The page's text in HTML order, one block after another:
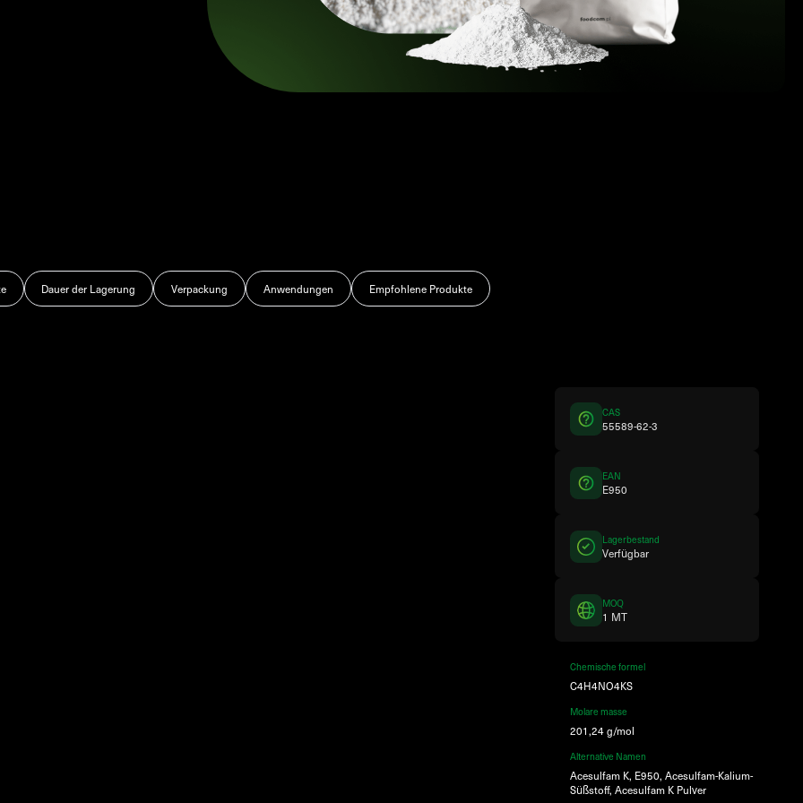
Dauer der Lagerung Verpackung Anwendungen Empfohlene Produkte
CAS
55589-62-3
EAN
E950
Lagerbestand
Verfügbar
MOQ
1 MT
Chemische formel
C4H4NO4KS
Molare masse
201,24 g/mol
Alternative Namen
Acesulfam K, E950, Acesulfam-Kalium-
Süßstoff, Acesulfam K Pulver